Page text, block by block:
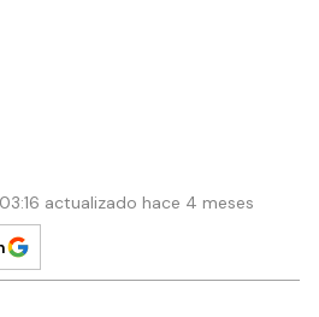
actualizado hace 4 meses